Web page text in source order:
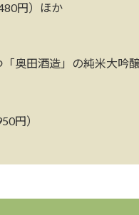
円）ほか
奥田酒造」の純米大吟
円）